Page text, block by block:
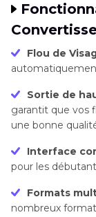
Flou de
Sortie de
garantit que vos
une bonne
Interface
pour les
Formats
nombreux